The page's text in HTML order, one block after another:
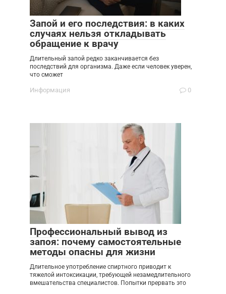
Запой и его последствия: в каких
случаях нельзя откладывать
обращение к врачу
Длительный запой редко заканчивается без
последствий для организма. Даже если человек уверен,
что сможет
Информация 0
Профессиональный вывод из
запоя: почему самостоятельные
методы опасны для жизни
Длительное употребление спиртного приводит к
тяжелой интоксикации, требующей незамедлительного
вмешательства специалистов. Попытки прервать это